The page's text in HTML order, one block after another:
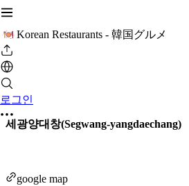
Korean Restaurants - 韓国グルメ
로그인
세광양대창(Segwang-yangdaechang)
google map